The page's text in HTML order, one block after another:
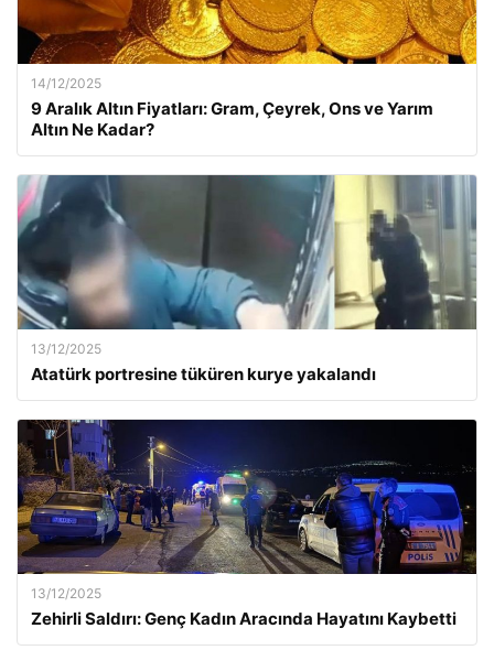
14/12/2025
9 Aralık Altın Fiyatları: Gram, Çeyrek, Ons ve Yarım
Altın Ne Kadar?
13/12/2025
Atatürk portresine tüküren kurye yakalandı
13/12/2025
Zehirli Saldırı: Genç Kadın Aracında Hayatını Kaybetti